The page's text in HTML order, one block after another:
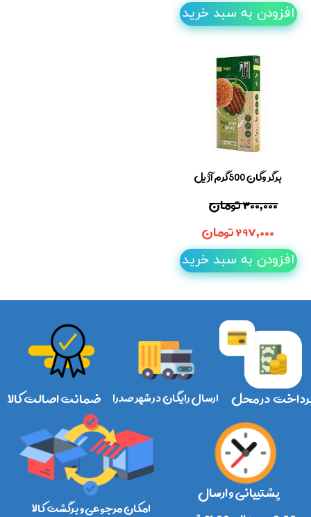
افزودن به سبد خرید
برگر وگان 500گرم آژیل
۳۰۰,۰۰۰ تومان
۲۹۷,۰۰۰ تومان
افزودن به سبد خرید
ارسال رایگان در شهر صدرا در محل
امکان مرجوعی و برگشت کالا
ضمانت اصالت کالا
پشتیبانی و ارسال